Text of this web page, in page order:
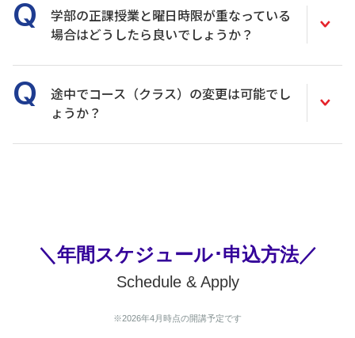
学部の正課授業と曜日時限が重なっている
場合はどうしたら良いでしょうか？
途中でコース（クラス）の変更は可能でし
ょうか？
＼年間スケジュール･申込方法／
Schedule & Apply
※2026年4月時点の開講予定です